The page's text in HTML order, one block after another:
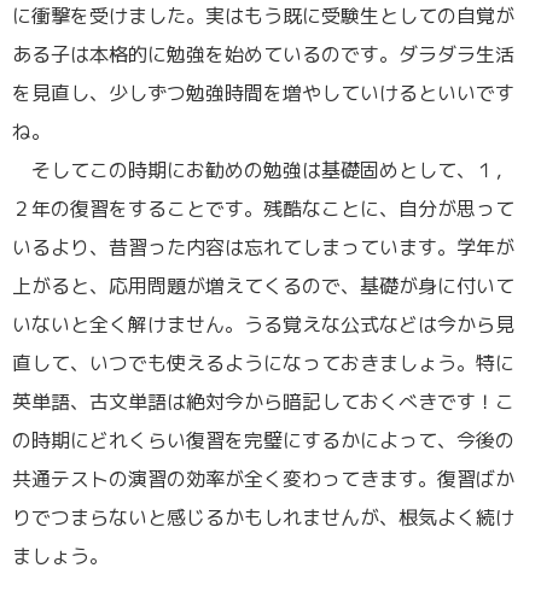
に衝撃を受けました。実はもう既に受験生としての自覚が
ある子は本格的に勉強を始めているのです。ダラダラ生活
を見直し、少しずつ勉強時間を増やしていけるといいです
ね。
そしてこの時期にお勧めの勉強は基礎固めとして、１，
２年の復習をすることです。残酷なことに、自分が思って
いるより、昔習った内容は忘れてしまっています。学年が
上がると、応用問題が増えてくるので、基礎が身に付いて
いないと全く解けません。うる覚えな公式などは今から見
直して、いつでも使えるようになっておきましょう。特に
英単語、古文単語は絶対今から暗記しておくべきです！こ
の時期にどれくらい復習を完璧にするかによって、今後の
共通テストの演習の効率が全く変わってきます。復習ばか
りでつまらないと感じるかもしれませんが、根気よく続け
ましょう。